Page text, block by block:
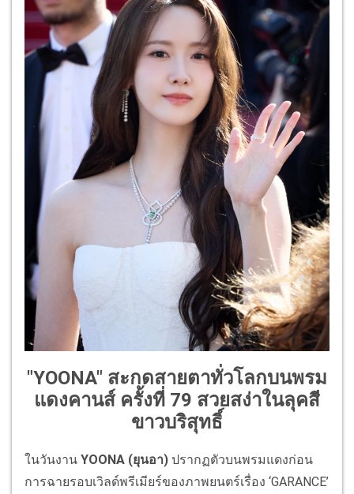
"YOONA" สะกดสายตาทั่วโลกบนพรม
แดงคานส์ ครั้งที่ 79 สวยสง่าในลุคสี
ขาวบริสุทธิ์
ในวันงาน YOONA (ยุนอา) ปรากฏตัวบนพรมแดงก่อน
การฉายรอบเวิลด์พรีเมียร์ของภาพยนตร์เรื่อง ‘GARANCE’